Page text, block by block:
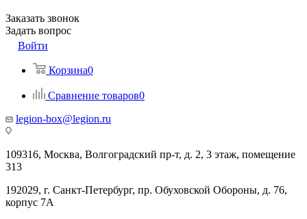
Заказать звонок
Задать вопрос
Войти
Корзина0
Сравнение товаров0
legion-box@legion.ru
109316, Москва, Волгоградский пр-т, д. 2, 3 этаж, помещение
313
192029, г. Санкт-Петербург, пр. Обуховской Обороны, д. 76,
корпус 7А